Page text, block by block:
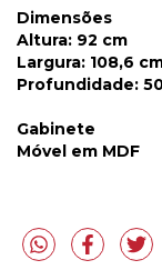
Dimensões
Altura: 92 cm
Largura: 108,6
Profundidade:
Gabinete
Móvel em MDF